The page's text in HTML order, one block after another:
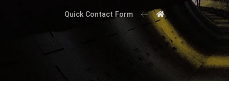
Quick Contact Form